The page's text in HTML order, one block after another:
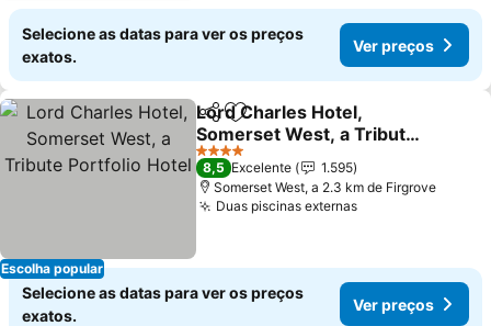
Selecione as datas para ver os preços
exatos.
Ver preços
Escolha popular
PartilharAdicionar aos favoritos
Lord Charles Hotel,
Somerset West, a Tribute
Portfolio Hotel
4 Estrelas
8,5 Excelente
1.595
Somerset West, a 2.3 km de Firgrove
Duas piscinas externas
Selecione as datas para ver os preços
exatos.
Ver preços